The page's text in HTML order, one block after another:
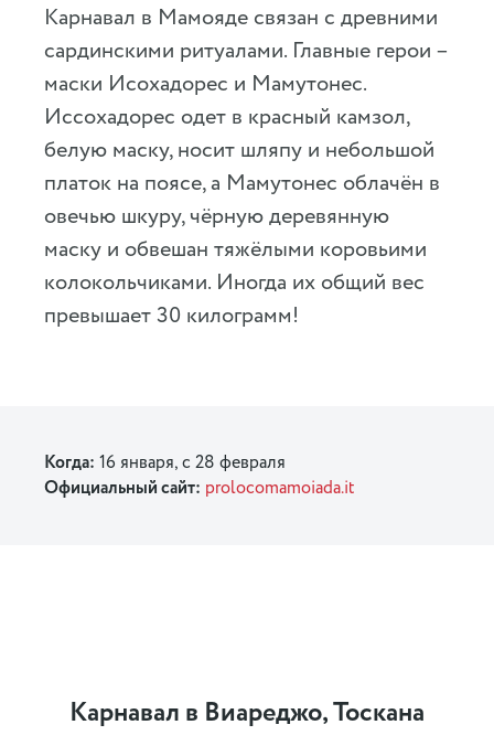
Карнавал в Мамояде связан с древними
сардинскими ритуалами. Главные герои –
маски Исохадорес и Мамутонес.
Иссохадорес одет в красный камзол,
белую маску, носит шляпу и небольшой
платок на поясе, а Мамутонес облачён в
овечью шкуру, чёрную деревянную
маску и обвешан тяжёлыми коровьими
колокольчиками. Иногда их общий вес
превышает 30 килограмм!
Когда: 16 января, c 28 февраля
Официальный сайт: prolocomamoiada.it
Карнавал в Виареджо, Тоскана